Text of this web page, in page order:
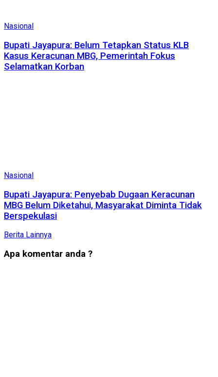
Nasional
Bupati Jayapura: Belum Tetapkan Status KLB
Kasus Keracunan MBG, Pemerintah Fokus
Selamatkan Korban
Nasional
Bupati Jayapura: Penyebab Dugaan Keracunan
MBG Belum Diketahui, Masyarakat Diminta Tidak
Berspekulasi
Berita Lainnya
Apa komentar anda ?